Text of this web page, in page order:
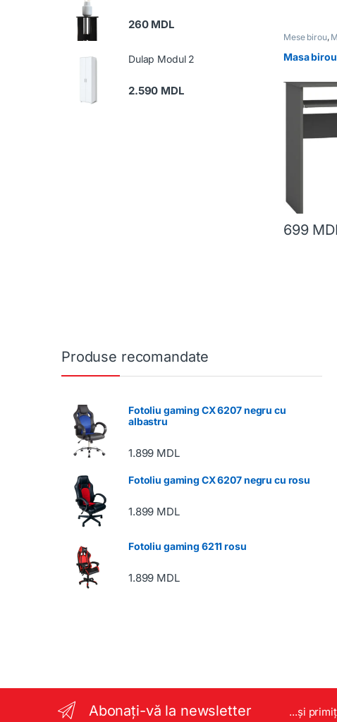
Mese birou,
Masa
699
260 MDL
Dulap Modul 2
2.590 MDL
Produse recomandate
Fotoliu gaming CX 6207 negru cu
albastru
1.899 MDL
Fotoliu gaming CX 6207 negru cu rosu
1.899 MDL
Fotoliu gaming 6211 rosu
1.899 MDL
Abonați-vă la newsletter ...și